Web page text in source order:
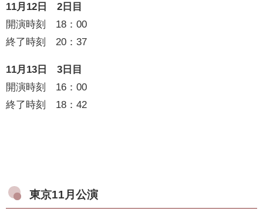
11月12日 2日目
開演時刻 18：00
終了時刻 20：37
11月13日 3日目
開演時刻 16：00
終了時刻 18：42
東京11月公演